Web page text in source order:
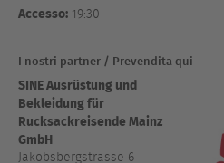
Accesso: 19:30
I nostri partner / Prevendita qui
SINE Ausrüstung und
Bekleidung für
Rucksackreisende Mainz
GmbH
Jakobsbergstrasse 6